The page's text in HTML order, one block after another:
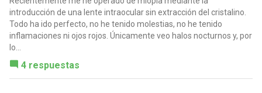
introducción de una lente intraocular sin extracción del cristalino.
Todo ha ido perfecto, no he tenido molestias, no he tenido
inflamaciones ni ojos rojos. Únicamente veo halos nocturnos y, por
lo...
4 respuestas